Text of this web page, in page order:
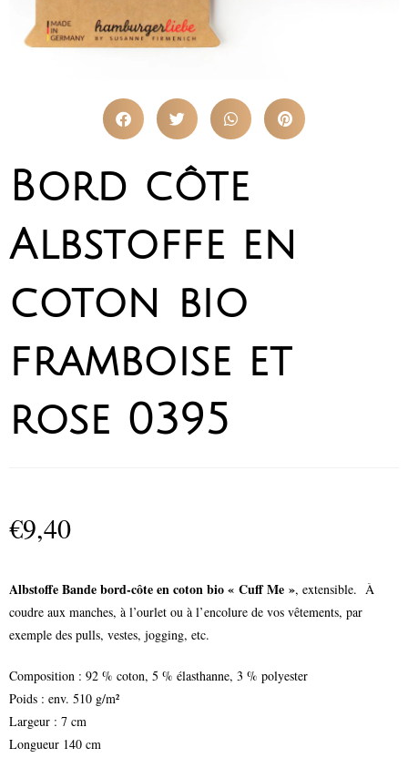
Bord côte
Albstoffe en
coton bio
framboise et
rose 0395
€9,40
Albstoffe Bande bord-côte en coton bio « Cuff Me », extensible. À
coudre aux manches, à l’ourlet ou à l’encolure de vos vêtements, par
exemple des pulls, vestes, jogging, etc.
Composition : 92 % coton, 5 % élasthanne, 3 % polyester
Poids : env. 510 g/m²
Largeur : 7 cm
Longueur 140 cm